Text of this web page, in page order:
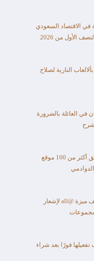
في الاقتصاد السعودي
النارية لصلاح
العائلة بالضرورة
هيئة التراث توثق أكثر من 100 موقع
“واتساب” يضيف ميزة @all لإشعار
تفعيلها فورًا بعد شراء